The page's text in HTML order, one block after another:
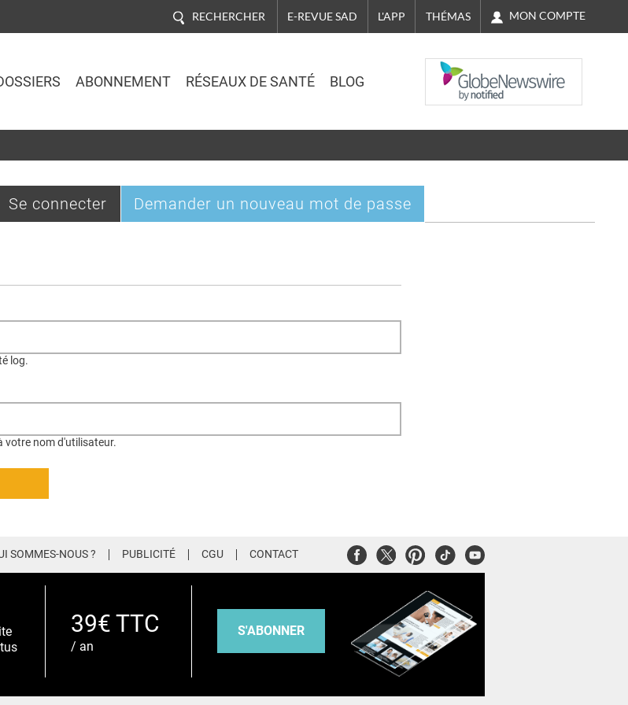
RECHERCHER E-REVUE SAD L'APP THÉMAS MON COMPTE
ABONNEMENT RÉSEAUX DE SANTÉ BLOG
NASDAQ
Se connecter (onglet
actif)
Demander un nouveau mot de passe
log.
votre nom d'utilisateur.
SOMMES-NOUS ? PUBLICITÉ CGU CONTACT FacebookTwitterPinterest
TiktokYoutube
39€ TTC
/ an
S'ABONNER